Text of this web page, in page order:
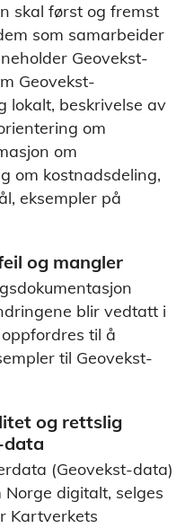
skal først og fremst
som samarbeider
Geovekst-
Geovekst-
lokalt, beskrivelse av
om
om
om kostnadsdeling,
eksempler på
og mangler
blir vedtatt i
til å
til Geovekst-
og rettslig
data
(Geovekst-data)
digitalt, selges
Kartverkets